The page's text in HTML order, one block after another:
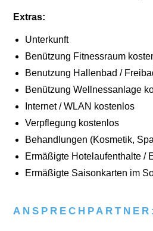
Extras:
Unter­kunft
Benüt­zung Fit­ness­raum
Benut­zung Hal­len­bad /
Benüt­zung Well­ness­an­la­ge
Inter­net / WLAN kos­ten­los
Ver­pfle­gung kos­ten­los
Behand­lun­gen (Kos­me­tik,
Ermä­ßig­te Hotel­auf­ent­hal­te /
Ermä­ßig­te Sai­son­kar­ten im
ANSPRECHPARTNER: